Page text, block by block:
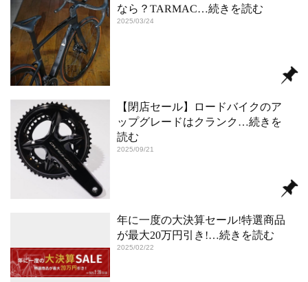
なら？TARMAC…続きを読む
2025/03/24
【閉店セール】ロードバイクのア
ップグレードはクランク …続きを
読む
2025/09/21
年に一度の大決算セール!特選商品
が最大20万円引き!…続きを読む
2025/02/22